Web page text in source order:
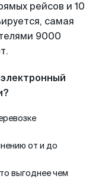
рейсов и 10
самая
9000
от и до
выгоднее чем